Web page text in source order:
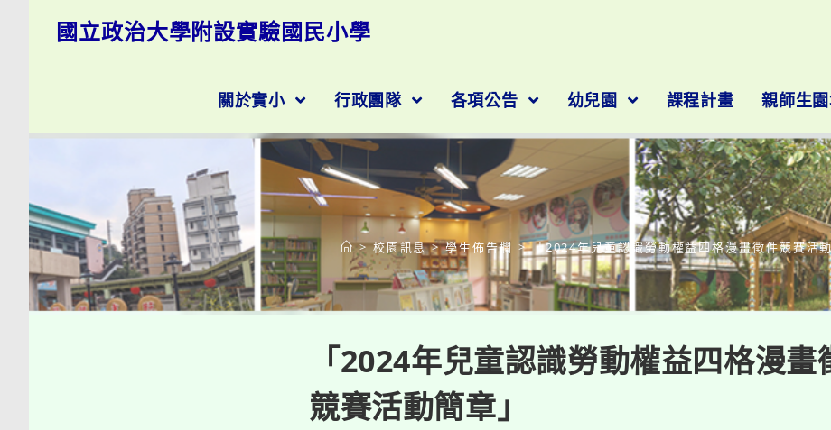
國立政治大學附設實驗國民小學
關於實小 行政團隊 各項公告 幼兒園 課程計畫 親師生
部落格
> 校園訊息 > 學生佈告欄 > 「2024年兒童認識勞動權益四格漫畫徵件競賽活
「2024年兒童認識勞動權益四格漫畫
競賽活動簡章」